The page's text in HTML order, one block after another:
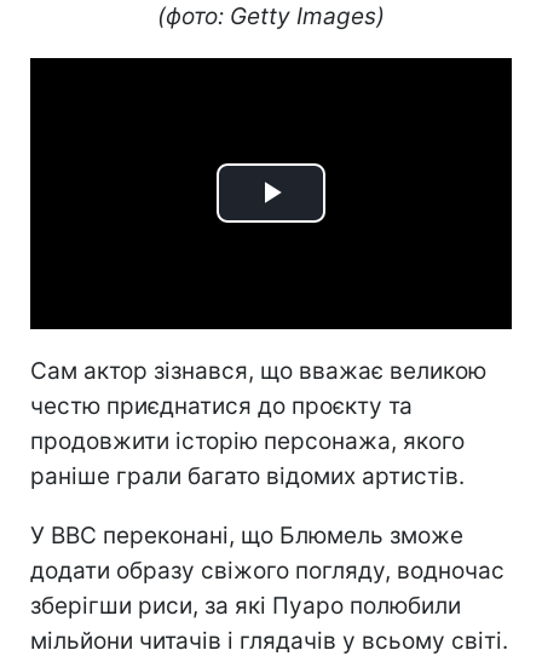
(фото: Getty Images)
Play
Сам актор зізнався, що вважає великою
честю приєднатися до проєкту та
продовжити історію персонажа, якого
раніше грали багато відомих артистів.
У BBC переконані, що Блюмель зможе
додати образу свіжого погляду, водночас
зберігши риси, за які Пуаро полюбили
мільйони читачів і глядачів у всьому світі.